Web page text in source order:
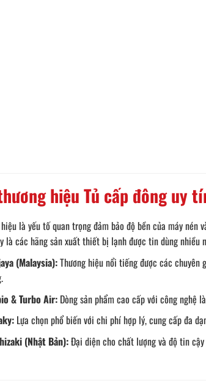
hiệu Tủ cấp đông uy
là yếu tố quan trọng đảm bảo độ bền của máy
là các hãng sản xuất thiết bị lạnh được tin dùng
(Malaysia):Thương hiệu nổi tiếng được các chuyên
& Turbo Air: Dòng sản phẩm cao cấp với công
Lựa chọn phổ biến với chi phí hợp lý, cung cấp đa
(Nhật Bản):Đại diện cho chất lượng và độ tin